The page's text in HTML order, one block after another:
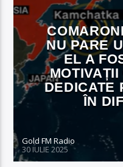
NU PARE
EL A
DEDICATE
ÎN
Gold FM Radio
30 IULIE 2025